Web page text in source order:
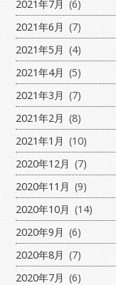
2021年7月 (6)
2021年6月 (7)
2021年5月 (4)
2021年4月 (5)
2021年3月 (7)
2021年2月 (8)
2021年1月 (10)
2020年12月 (7)
2020年11月 (9)
2020年10月 (14)
2020年9月 (6)
2020年8月 (7)
2020年7月 (6)